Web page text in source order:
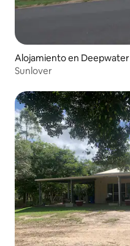
Alojamiento en Deepwater
Sunlover